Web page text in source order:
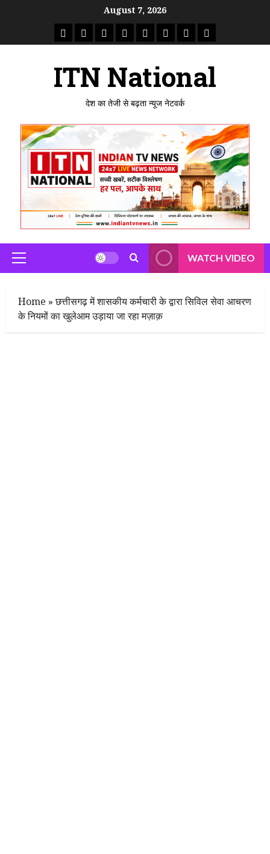
August 7, 2026
राष्ट्रीयताजा
उत्तर
मध्य
राजस्थान
पंजाब गुजरातमहाराष्ट्र
ITN National
देश का तेजी से बढ़ता न्यूज नेटवर्क
Primary
Menu
WATCH VIDEO
Home »छत्तीसगढ़ में शासकीय कर्मचारी के द्वारा सिविल सेवा आचरण
के नियमों का खुलेआम उड़ाया जा रहा मज़ाक़